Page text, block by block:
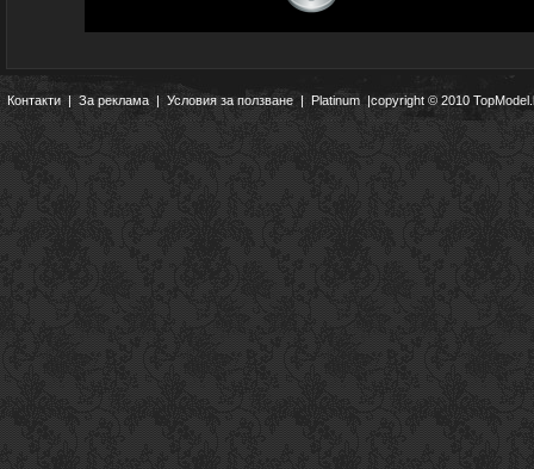
Контакти|За реклама | Условия за ползване | Platinum |copyright © 2010